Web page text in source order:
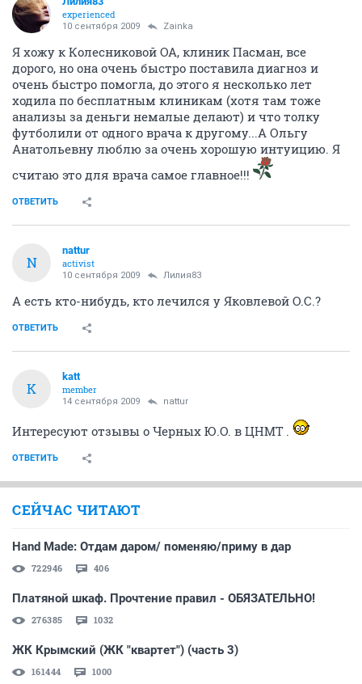
experienced
10 сентября 2009 Zainka
Я хожу к Колесниковой ОА, клиник Пасман, все
дорого, но она очень быстро поставила диагноз и
очень быстро помогла, до этого я несколько лет
ходила по бесплатным клиникам (хотя там тоже
анализы за деньги немалые делают) и что толку
футболили от одного врача к другому...А Ольгу
Анатольевну люблю за очень хорошую интуицию. Я
считаю это для врача самое главное!!!
ОТВЕТИТЬ
N
nattur
activist
10 сентября 2009 Лилия83
А есть кто-нибудь, кто лечился у Яковлевой О.С.?
ОТВЕТИТЬ
K
katt
member
14 сентября 2009 nattur
Интересуют отзывы о Черных Ю.О. в ЦНМТ .
ОТВЕТИТЬ
СЕЙЧАС ЧИТАЮТ
Hand Made: Отдам даром/ поменяю/приму в дар
722946 406
Платяной шкаф. Прочтение правил - ОБЯЗАТЕЛЬНО!
276385 1032
ЖК Крымский (ЖК "квартет") (часть 3)
161444 1000